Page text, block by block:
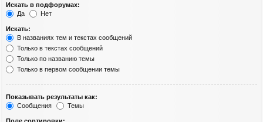
Искать в подфорумах:
Да
Нет
Искать:
В названиях тем и текстах сообщений
Только в текстах сообщений
Только по названию темы
Только в первом сообщении темы
Показывать результаты как:
Сообщения
Темы
Поле сортировки: